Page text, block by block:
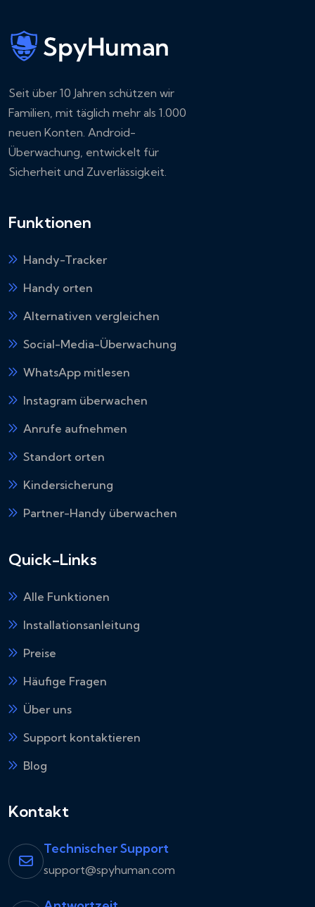
Seit über 10 Jahren schützen wir
Familien, mit täglich mehr als 1.000
neuen Konten. Android-
Überwachung, entwickelt für
Sicherheit und Zuverlässigkeit.
Funktionen
Handy-Tracker
Handy orten
Alternativen vergleichen
Social-Media-Überwachung
WhatsApp mitlesen
Instagram überwachen
Anrufe aufnehmen
Standort orten
Kindersicherung
Partner-Handy überwachen
Quick-Links
Alle Funktionen
Installationsanleitung
Preise
Häufige Fragen
Über uns
Support kontaktieren
Blog
Kontakt
Technischer Support
support@spyhuman.com